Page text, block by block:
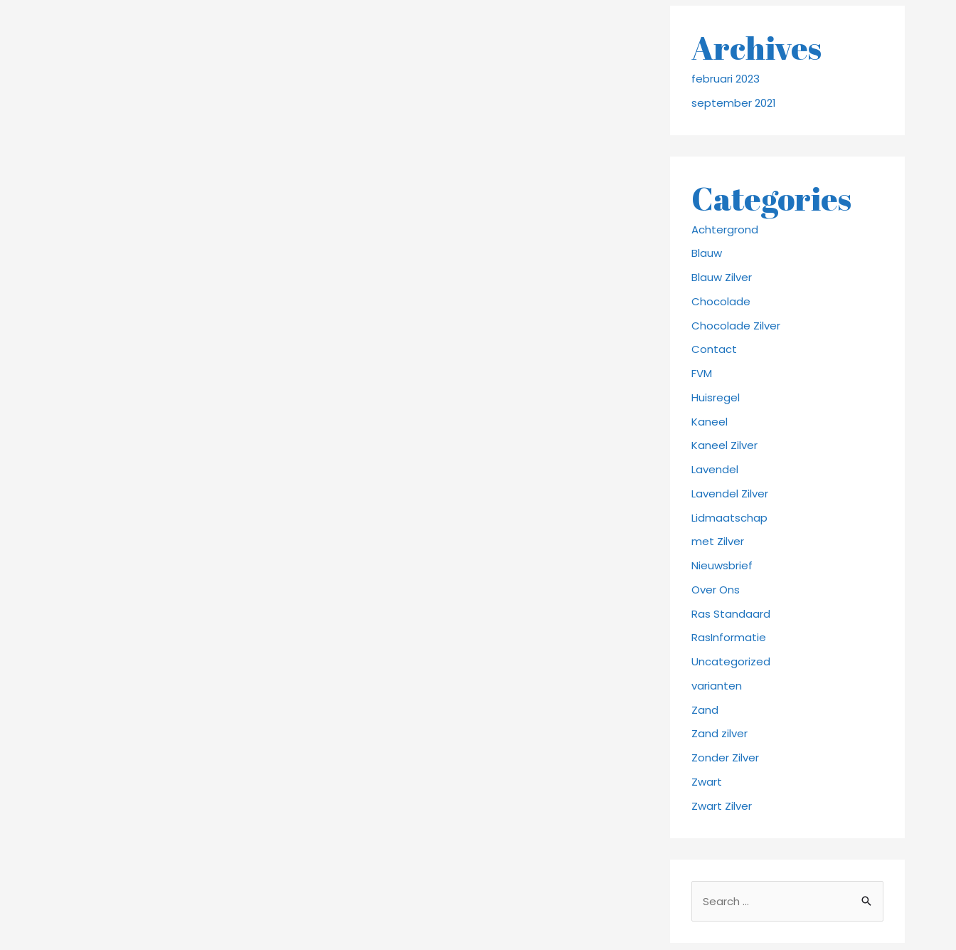
Archives
februari 2023
september 2021
Categories
Achtergrond
Blauw
Blauw Zilver
Chocolade
Chocolade Zilver
Contact
FVM
Huisregel
Kaneel
Kaneel Zilver
Lavendel
Lavendel Zilver
Lidmaatschap
met Zilver
Nieuwsbrief
Over Ons
Ras Standaard
RasInformatie
Uncategorized
varianten
Zand
Zand zilver
Zonder Zilver
Zwart
Zwart Zilver